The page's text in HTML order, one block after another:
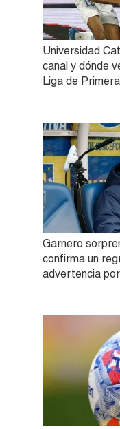
Universidad
canal y dónde
Liga de Primera
Garnero
confirma un
advertencia